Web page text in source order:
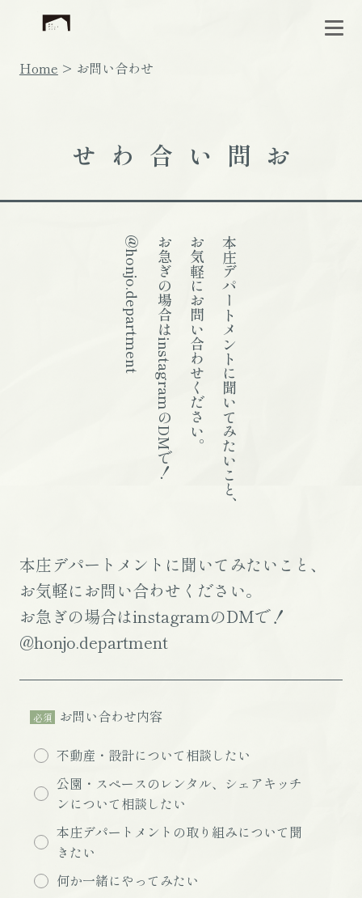
Home お問い合わせ
お問い合わせ
本庄デパートメントに聞いてみたいこと、
お気軽にお問い合わせください。
お急ぎの場合はinstagramのDMで！
@honjo.department
本庄デパートメントに聞いてみたいこと、
お気軽にお問い合わせください。
お急ぎの場合はinstagramのDMで！
@honjo.department
必須
お問い合わせ内容
不動産・設計について相談したい
公園・スペースのレンタル、シェアキッチ
ンについて相談したい
本庄デパートメントの取り組みについて聞
きたい
何か一緒にやってみたい